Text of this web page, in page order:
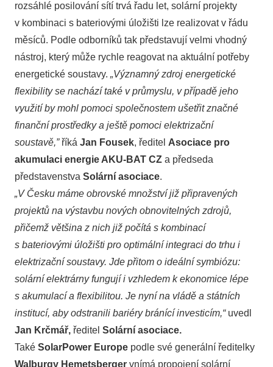
rozsáhlé posilování sítí trvá řadu let, solární projekty
v kombinaci s bateriovými úložišti lze realizovat v řádu
měsíců. Podle odborníků tak představují velmi vhodný
nástroj, který může rychle reagovat na aktuální potřeby
energetické soustavy. „Významný zdroj energetické
flexibility se nachází také v průmyslu, v případě jeho
využití by mohl pomoci společnostem ušetřit značné
finanční prostředky a ještě pomoci elektrizační
soustavě,”říká Jan Fousek, ředitel Asociace pro
akumulaci energie AKU-BAT CZ a předseda
představenstva Solární asociace.
„V Česku máme obrovské množství již připravených
projektů na výstavbu nových obnovitelných zdrojů,
přičemž většina z nich již počítá s kombinací
s bateriovými úložišti pro optimální integraci do trhu i
elektrizační soustavy. Jde přitom o ideální symbiózu:
solární elektrárny fungují i vzhledem k ekonomice lépe
s akumulací a flexibilitou. Je nyní na vládě a státních
institucí, aby odstranili bariéry bránící investicím,“uvedl
Jan Krčmář, ředitel Solární asociace.
Také SolarPower Europe podle své generální ředitelky
Walburgy Hemetsberger vnímá propojení solární